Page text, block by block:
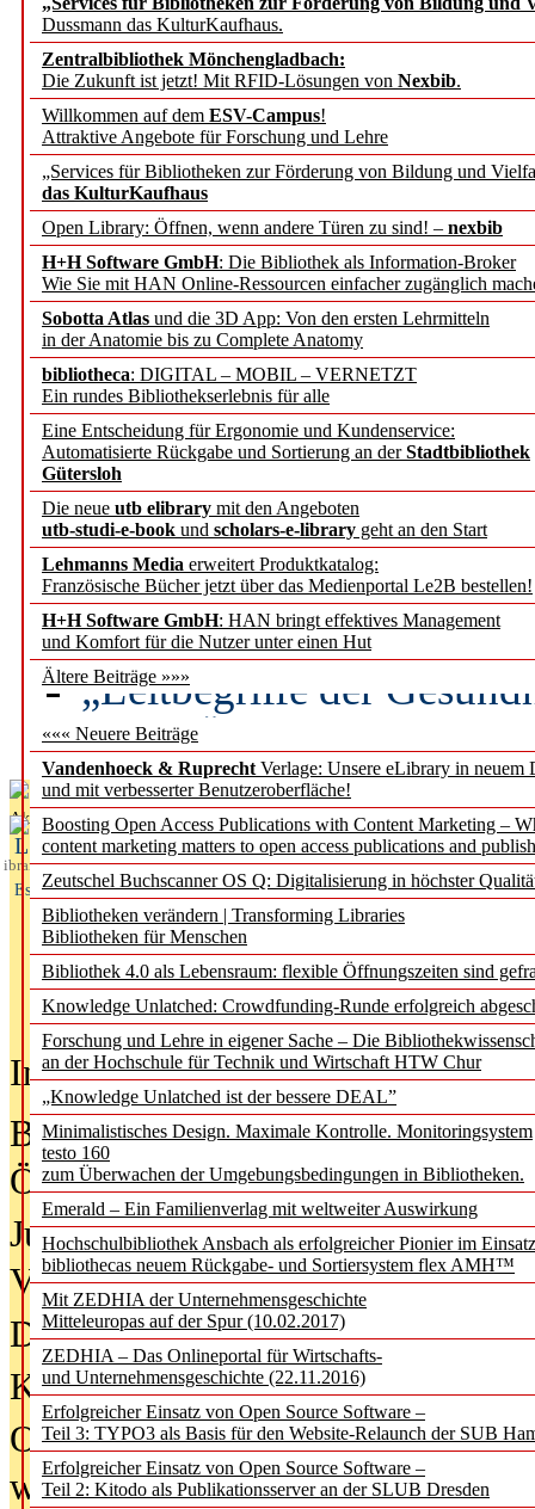
Dussmann das KulturKaufhaus.
Zentralbibliothek Mönchengladbach:
Die Zukunft ist jetzt! Mit RFID-Lösungen von Nexbib.
Willkommen auf dem ESV-Campus!
Attraktive Angebote für Forschung und Lehre
„Services für Bibliotheken zur Förderung von Bildung und
das KulturKaufhaus
Open Library: Öffnen, wenn andere Türen zu sind! – nexbib
H+H Software GmbH: Die Bibliothek als Information-Broker
Wie Sie mit HAN Online-Ressourcen einfacher zugänglich
Sobotta Atlas und die 3D App: Von den ersten Lehrmitteln
in der Anatomie bis zu Complete Anatomy
bibliotheca: DIGITAL – MOBIL – VERNETZT
Ein rundes Bibliothekserlebnis für alle
Eine Entscheidung für Ergonomie und Kundenservice:
Automatisierte Rückgabe und Sortierung an derStadtbibliothek
Gütersloh
Die neue utb elibrary mit den Angeboten
utb-studi-e-book und scholars-e-library geht an den Start
Lehmanns Media erweitert Produktkatalog:
Französische Bücher jetzt über das Medienportal Le2B bestellen!
H+H Software GmbH: HAN bringt effektives Management
und Komfort für die Nutzer unter einen Hut
Ältere Beiträge »»»
««« Neuere Beiträge
Vandenhoeck & Ruprecht Verlage: Unsere eLibrary in neuem
und mit verbesserter Benutzeroberfläche!
Boosting Open Access Publications with Content Marketing –
content marketing matters to open access publications and
Zeutschel Buchscanner OS Q: Digitalisierung in höchster
Bibliotheken verändern | Transforming Libraries
Bibliotheken für Menschen
Bibliothek 4.0 als Lebensraum: flexible Öffnungszeiten sind
Knowledge Unlatched: Crowdfunding-Runde erfolgreich
Forschung und Lehre in eigener Sache – Die
an der Hochschule für Technik und Wirtschaft HTW Chur
„Knowledge Unlatched ist der bessere DEAL”
Minimalistisches Design. Maximale Kontrolle. Monitoringsystem
testo 160
zum Überwachen der Umgebungsbedingungen in Bibliotheken.
Emerald – Ein Familienverlag mit weltweiter Auswirkung
Hochschulbibliothek Ansbach als erfolgreicher Pionier im
bibliothecas neuem Rückgabe- und Sortiersystem flex AMH™
Mit ZEDHIA der Unternehmensgeschichte
Mitteleuropas auf der Spur (10.02.2017)
ZEDHIA – Das Onlineportal für Wirtschafts-
und Unternehmensgeschichte (22.11.2016)
Erfolgreicher Einsatz von Open Source Software –
Teil 3: TYPO3 als Basis für den Website-Relaunch der SUB
Erfolgreicher Einsatz von Open Source Software –
Teil 2: Kitodo als Publikationsserver an der SLUB Dresden
angepasst
konstruktiv!
Mohr Siebeck
und die Zeitschrift für
Francke Attempto
EBSCO Information
Recherchefunktionen in
Sorbisches Institut neu
Geschichte und
Künstliche Intelligenz
besser zu verstehen
„Leitbegriffe der
des BIÖG erscheinen
Aktuelles aus
L
ibrary
Essentials
In der Ausgabe05/2026(Juni/Juli
Bürgerforum fordert mehr
Öffentlichkeit
Jugendliche wollen besseren
Verbote
Digitale Langzeit­archi­vierung
KI-Chatbots werden Teil der
Offene Infrastrukturen für
wissenschaftliche